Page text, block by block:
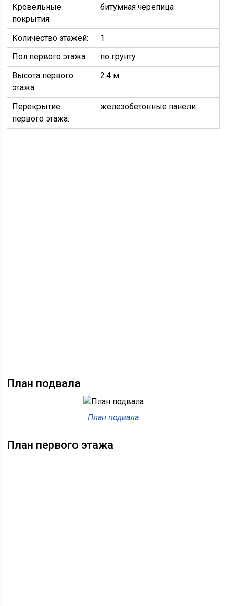
Кровельные
покрытия:
битумная черепица
Количество этажей:
1
Пол первого этажа:
по грунту
Высота первого
этажа:
2.4 м
Перекрытие
первого этажа:
железобетонные панели
План подвала
План подвала
План первого этажа